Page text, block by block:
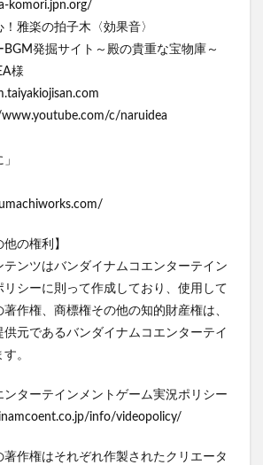
komori.jpn.org/
！雅楽の拍子木〈効果音〉
発掘サイト～殿の貴重な宝物庫～
様
c/naruidea
の権利】
テンツはバンダイナムコエンターテイン
リシーに則って作成しており、使用して
作権、商標権その他の知的財産権は、
元であるバンダイナムコエンターテイ
。
ンターテインメントゲーム実況ポリシー
info/videopolicy/
作権はそれぞれ作製されたクリエータ